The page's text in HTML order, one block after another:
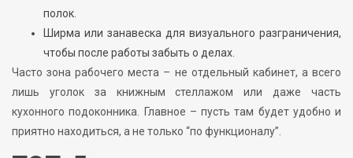
полок.
Ширма или занавеска для визуального разграничения,
чтобы после работы забыть о делах.
Часто зона рабочего места – не отдельный кабинет, а всего
лишь уголок за книжным стеллажом или даже часть
кухонного подоконника. Главное – пусть там будет удобно и
приятно находиться, а не только “по функционалу”.